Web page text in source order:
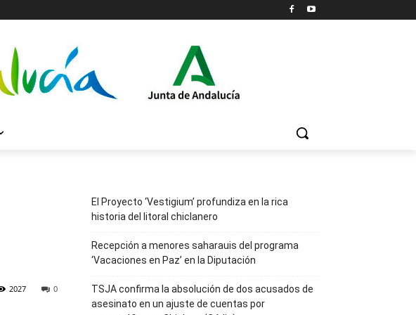
0
2027
El Proyecto ‘Vestigium’ profundiza en la rica
historia del litoral chiclanero
Recepción a menores saharauis del programa
‘Vacaciones en Paz’ en la Diputación
TSJA confirma la absolución de dos acusados de
asesinato en un ajuste de cuentas por